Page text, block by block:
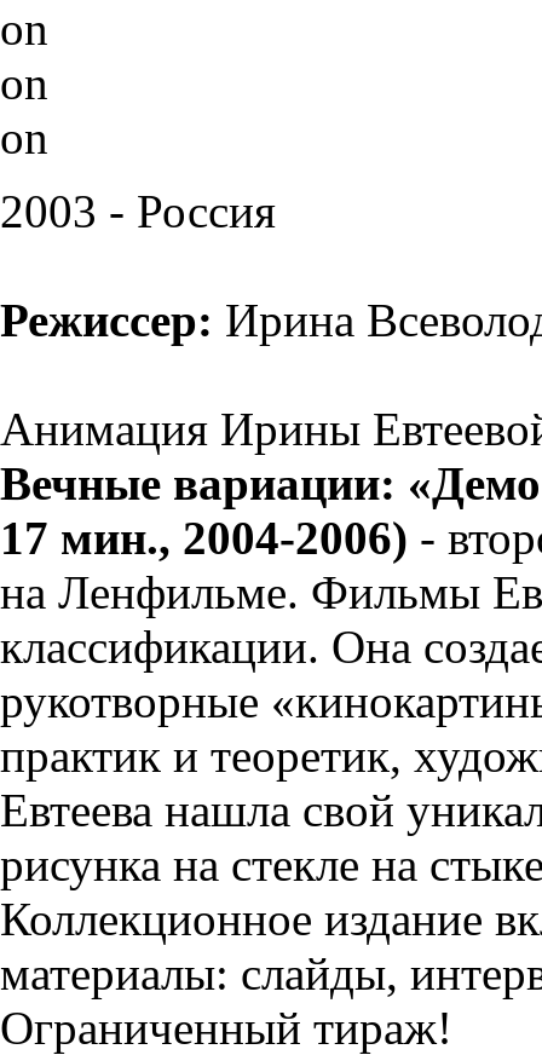
on
on
on
2003 - Россия
Режиссер: Ирина
Анимация Ирины
Вечные вариации:
17 мин., 2004-2006) -
на Ленфильме. Фильмы
классификации. Она
рукотворные
практик и теоретик,
Евтеева нашла свой
рисунка на стекле на
Коллекционное издание
материалы: слайды,
Ограниченный тираж!